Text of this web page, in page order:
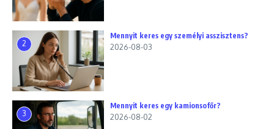
2
Mennyit keres egy személyi asszisztens?
2026-08-03
3
Mennyit keres egy kamionsofőr?
2026-08-02